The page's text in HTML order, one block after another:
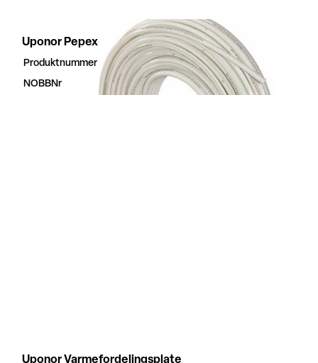
Uponor Pepex Q&E rør 17X2,0 Hvit
Produktnummer
41949422
NOBBNr
41949422
Uponor Varmefordelingsplate